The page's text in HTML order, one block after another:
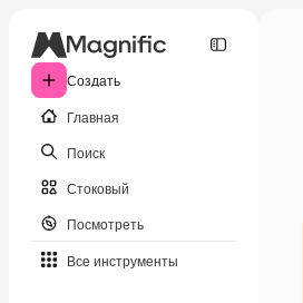
Создать
Главная
Поиск
Стоковый
Посмотреть
Все инструменты